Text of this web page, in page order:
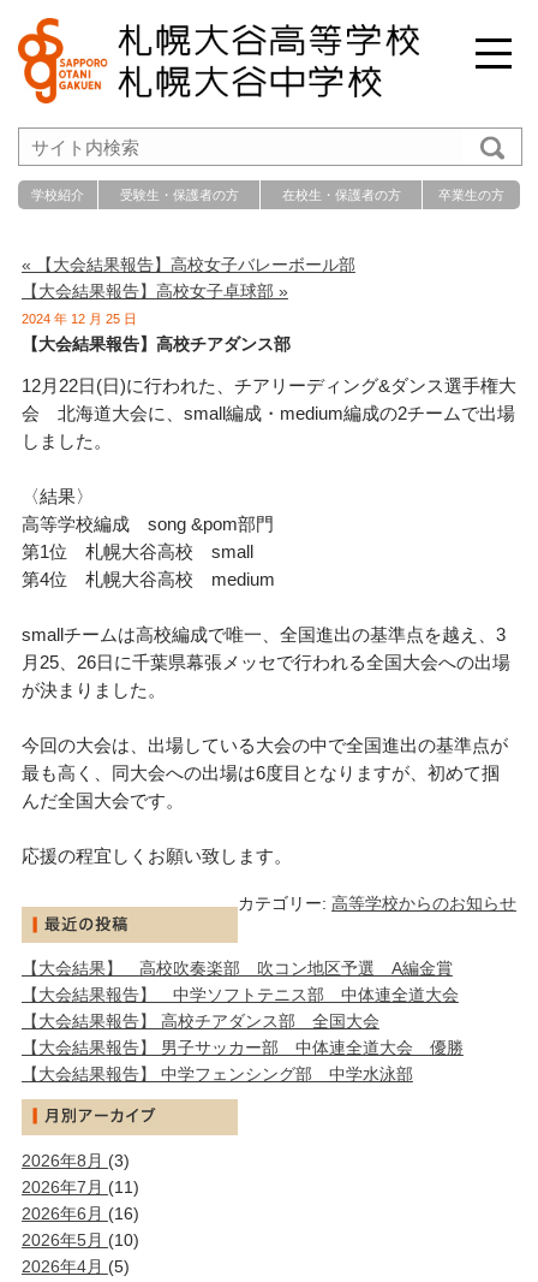
学校紹介 受験生・保護者の方 在校生・保護者の方 卒業生の方
« 【大会結果報告】高校女子バレーボール部
【大会結果報告】高校女子卓球部 »
2024 年 12 月 25 日
【大会結果報告】高校チアダンス部
12月22日(日)に行われた、チアリーディング&ダンス選手権大
会 北海道大会に、small編成・medium編成の2チームで出場
しました。
〈結果〉
高等学校編成 song &pom部門
第1位 札幌大谷高校 small
第4位 札幌大谷高校 medium
smallチームは高校編成で唯一、全国進出の基準点を越え、3
月25、26日に千葉県幕張メッセで行われる全国大会への出場
が決まりました。
今回の大会は、出場している大会の中で全国進出の基準点が
最も高く、同大会への出場は6度目となりますが、初めて掴
んだ全国大会です。
応援の程宜しくお願い致します。
カテゴリー:高等学校からのお知らせ
【大会結果】 高校吹奏楽部 吹コン地区予選 A編金賞
【大会結果報告】 中学ソフトテニス部 中体連全道大会
【大会結果報告】 高校チアダンス部 全国大会
【大会結果報告】 男子サッカー部 中体連全道大会 優勝
【大会結果報告】 中学フェンシング部 中学水泳部
2026年8月 (3)
2026年7月 (11)
2026年6月 (16)
2026年5月 (10)
2026年4月 (5)